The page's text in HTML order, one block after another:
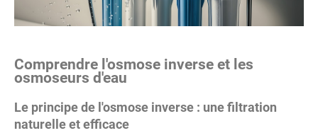
Comprendre l'osmose inverse et les
osmoseurs d'eau
Le principe de l'osmose inverse : une filtration
naturelle et efficace